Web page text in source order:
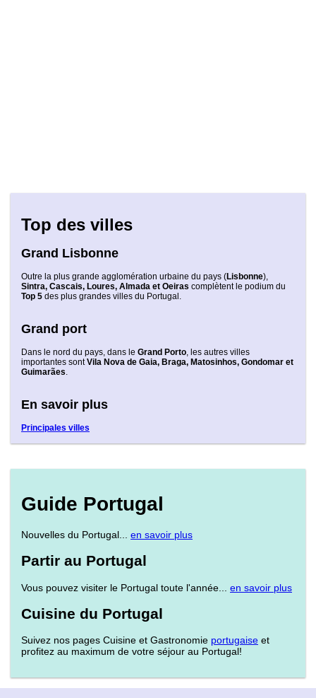
Top des villes
Grand Lisbonne
Outre la plus grande agglomération urbaine du pays (Lisbonne),
Sintra, Cascais, Loures, Almada et Oeiras complètent le podium du
Top 5 des plus grandes villes du Portugal.
Grand port
Dans le nord du pays, dans le Grand Porto, les autres villes
importantes sontVila Nova de Gaia, Braga, Matosinhos, Gondomar et
Guimarães.
En savoir plus
Principales villes
Guide Portugal
Nouvelles du Portugal... en savoir plus
Partir au Portugal
Vous pouvez visiter le Portugal toute l'année... en savoir plus
Cuisine du Portugal
Suivez nos pages Cuisine et Gastronomie portugaise et
profitez au maximum de votre séjour au Portugal!